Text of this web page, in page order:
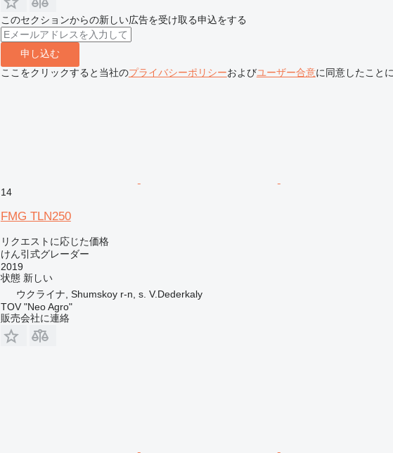
このセクションからの新しい広告を受け取る申込をする
申し込む
ここをクリックすると当社のプライバシーポリシーおよびユーザー合意に同意したこと
14
FMG TLN250
リクエストに応じた価格
けん引式グレーダー
2019
状態新しい
ウクライナ, Shumskoy r-n, s. V.Dederkaly
TOV "Neo Agro"
販売会社に連絡